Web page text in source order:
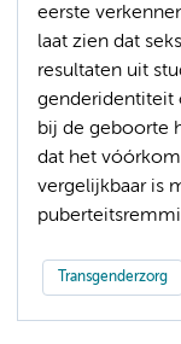
eerste
laat zien dat
resultaten uit
genderidentiteit
bij de geboorte
dat het
vergelijkbaar is
Transgenderzorg